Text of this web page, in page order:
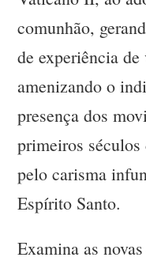
comunhão,
de experiência
amenizando o
presença dos
primeiros séculos
pelo carisma
Espírito Santo.
Examina as